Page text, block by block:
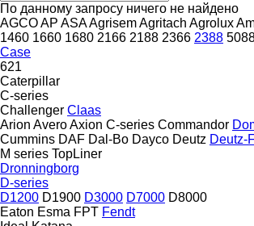
По данному запросу ничего не найдено
AGCOAP ASAAgrisemAgritach Agrolux
1460 1660 1680 2166 2188 2366 2388
Case
621
Caterpillar
C-series
Challenger Claas
Arion AveroAxion C-series Commandor
Cummins DAF Dal-Bo Dayco Deutz Deutz-
M series TopLiner
Dronningborg
D-series
D1200 D1900 D3000 D7000 D8000
Eaton Esma FPT Fendt